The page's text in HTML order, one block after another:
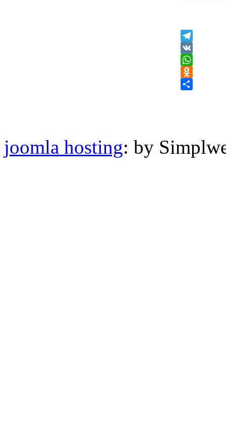
Telegram
VK
WhatsApp
Odnoklassniki
joomla hosting: by